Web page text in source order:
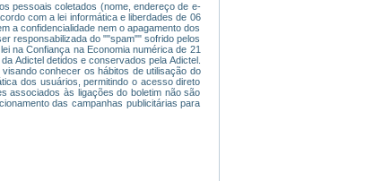
pessoais coletados (nome, endereço de e-
com a lei informática e liberdades de 06
a confidencialidade nem o apagamento dos
responsabilizada do ""spam"" sofrido pelos
na Confiança na Economia numérica de 21
Adictel detidos e conservados pela Adictel.
conhecer os hábitos de utilisação do
dos usuários, permitindo o acesso direto
associados às ligações do boletim não são
das campanhas publicitárias para